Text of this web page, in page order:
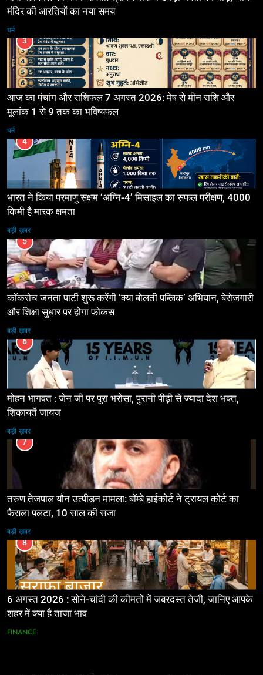
मंदिर की आरतियों का नया समय
धर्म
3
आज का पंचांग और राशिफल 7 अगस्त 2026: मेष से मीन राशि और
मूलांक 1 से 9 तक का भविष्यफल
धर्म
4
भारत ने किया परमाणु सक्षम ‘अग्नि-4’ मिसाइल का सफल परीक्षण, 4000
किमी है मारक क्षमता
बड़ी ख़बर
5
कॉकरोच जनता पार्टी शुरू करेंगी ‘क्या बोलती पब्लिक’ अभियान, बेरोजगारी
और शिक्षा सुधार पर होगा फोकस
बड़ी ख़बर
6
मोहन भागवत : जेन जी पर पूरा भरोसा, पुरानी पीढ़ी से ज्यादा देश भक्त,
शिकायतें जायज
बड़ी ख़बर
7
तरुण तेजपाल यौन उत्पीड़न मामला: बॉम्बे हाईकोर्ट ने ट्रायल कोर्ट का
फैसला पलटा, 10 साल की सजा
बड़ी ख़बर
8
6 अगस्त 2026 : सोने-चांदी की कीमतों में जबरदस्त तेजी, जानिए आपके
शहर में क्या है ताजा भाव
FINANCE